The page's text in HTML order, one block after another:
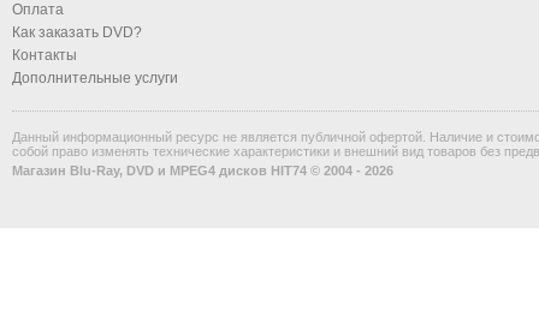
Оплата
Как заказать DVD?
Контакты
Дополнительные услуги
Данный информационный ресурс не является публичной офертой. Наличие и
собой право изменять технические характеристики и внешний вид товаров без
Магазин Blu-Ray, DVD и MPEG4 дисков HIT74 © 2004 - 2026